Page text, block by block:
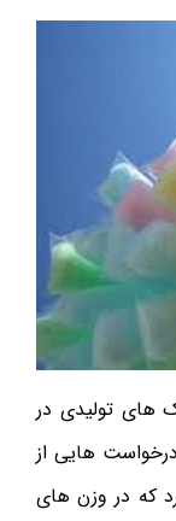
های تولیدی در
هایی از
که در وزن های